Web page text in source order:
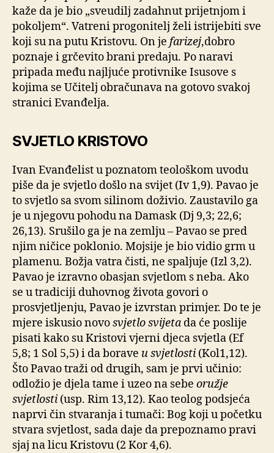
kaže da je bio „sveudilj zadahnut prijetnjom i
pokoljem“. Vatreni progonitelj želi istrijebiti sve
koji su na putu Kristovu. On je farizej,dobro
poznaje i grčevito brani predaju. Po naravi
pripada među najljuće protivnike Isusove s
kojima se Učitelj obračunava na gotovo svakoj
stranici Evanđelja.
SVJETLO KRISTOVO
Ivan Evanđelist u poznatom teološkom uvodu
piše da je svjetlo došlo na svijet (Iv 1,9). Pavao je
to svjetlo sa svom silinom doživio. Zaustavilo ga
je u njegovu pohodu na Damask (Dj 9,3; 22,6;
26,13). Srušilo ga je na zemlju – Pavao se pred
njim ničice poklonio. Mojsije je bio vidio grm u
plamenu. Božja vatra čisti, ne spaljuje (Izl 3,2).
Pavao je izravno obasjan svjetlom s neba. Ako
se u tradiciji duhovnog života govori o
prosvjetljenju, Pavao je izvrstan primjer. Do te je
mjere iskusio novosvjetlo svijeta da će poslije
pisati kako su Kristovi vjerni djeca svjetla (Ef
5,8; 1 Sol 5,5) i da borave u svjetlosti (Kol1,12).
Što Pavao traži od drugih, sam je prvi učinio:
odložio je djela tame i uzeo na sebe oružje
svjetlosti (usp. Rim 13,12). Kao teolog podsjeća
naprvi čin stvaranja i tumači: Bog koji u početku
stvara svjetlost, sada daje da prepoznamo pravi
sjaj na licu Kristovu (2 Kor 4,6).